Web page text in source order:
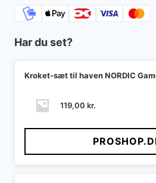
Har du set?
Kroket-sæt til haven NORDIC
119,00 kr.